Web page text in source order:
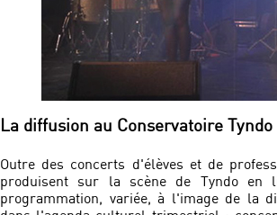
La diffusion au Conservatoire Tyndo
Outre des concerts d'élèves et de
produisent sur la scène de Tyndo en
programmation, variée, à l'image de la